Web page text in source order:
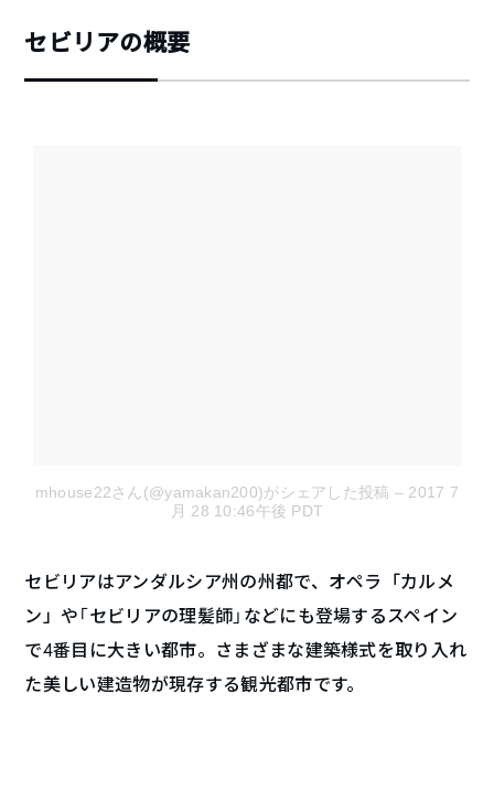
セビリアの概要
mhouse22さん(@yamakan200)がシェアした投稿 – 2017 7
月 28 10:46午後 PDT
セビリアはアンダルシア州の州都で、オペラ「カルメ
ン」や 「セビリアの理髪師」などにも登場するスペイン
で4番目に大きい都市。さまざまな建築様式を取り入れ
た美しい建造物が現存する観光都市です。